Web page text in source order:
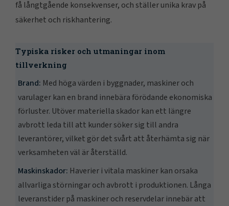
få långtgående konsekvenser, och ställer unika krav på
säkerhet och riskhantering.
Typiska risker och utmaningar inom
tillverkning
Brand: Med höga värden i byggnader, maskiner och
varulager kan en brand innebära förödande ekonomiska
förluster. Utöver materiella skador kan ett längre
avbrott leda till att kunder söker sig till andra
leverantörer, vilket gör det svårt att återhämta sig när
verksamheten väl är återställd.
Maskinskador: Haverier i vitala maskiner kan orsaka
allvarliga störningar och avbrott i produktionen. Långa
leveranstider på maskiner och reservdelar innebär att